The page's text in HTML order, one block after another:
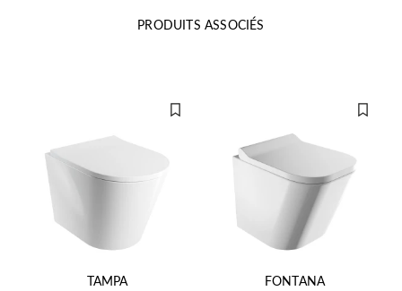
PRODUITS ASSOCIÉS
TAMPA
FONTANA